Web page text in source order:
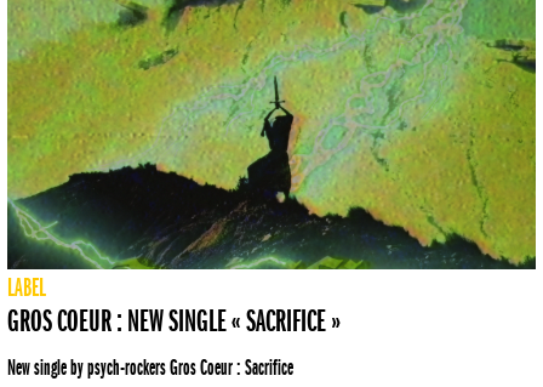
LABEL
GROS COEUR : NEW SINGLE « SACRIFICE »
New single by psych-rockers Gros Coeur : Sacrifice